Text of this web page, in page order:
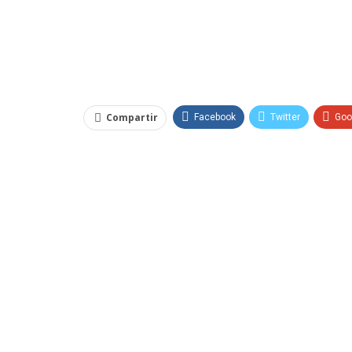
Compartir Facebook Twitter